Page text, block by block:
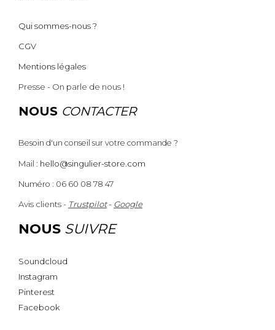
Qui sommes-nous ?
CGV
Mentions légales
Presse - On parle de nous !
NOUS CONTACTER
Besoin d'un conseil sur votre commande ?
Mail : hello@singulier-store.com
Numéro : 06 60 08 78 47
Avis clients - Trustpilot- Google
NOUS SUIVRE
Soundcloud
Instagram
Pinterest
Facebook